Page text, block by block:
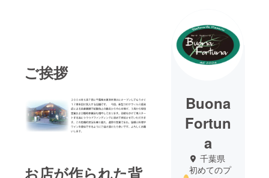
ご挨拶
お店が作られた背
Buona
Fortun
a
千葉県
初めてのプ